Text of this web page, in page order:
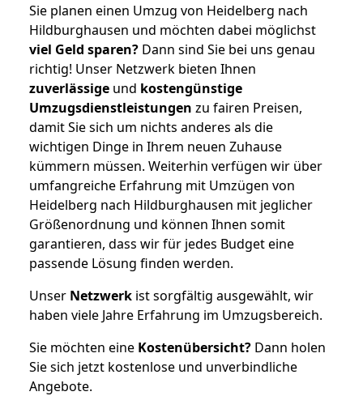
Sie planen einen Umzug von Heidelberg nach
Hildburghausen und möchten dabei möglichst
viel Geld sparen? Dann sind Sie bei uns genau
richtig! Unser Netzwerk bieten Ihnen
zuverlässige und kostengünstige
Umzugsdienstleistungen zu fairen Preisen,
damit Sie sich um nichts anderes als die
wichtigen Dinge in Ihrem neuen Zuhause
kümmern müssen. Weiterhin verfügen wir über
umfangreiche Erfahrung mit Umzügen von
Heidelberg nach Hildburghausen mit jeglicher
Größenordnung und können Ihnen somit
garantieren, dass wir für jedes Budget eine
passende Lösung finden werden.
Unser Netzwerk ist sorgfältig ausgewählt, wir
haben viele Jahre Erfahrung im Umzugsbereich.
Sie möchten eine Kostenübersicht? Dann holen
Sie sich jetzt kostenlose und unverbindliche
Angebote.